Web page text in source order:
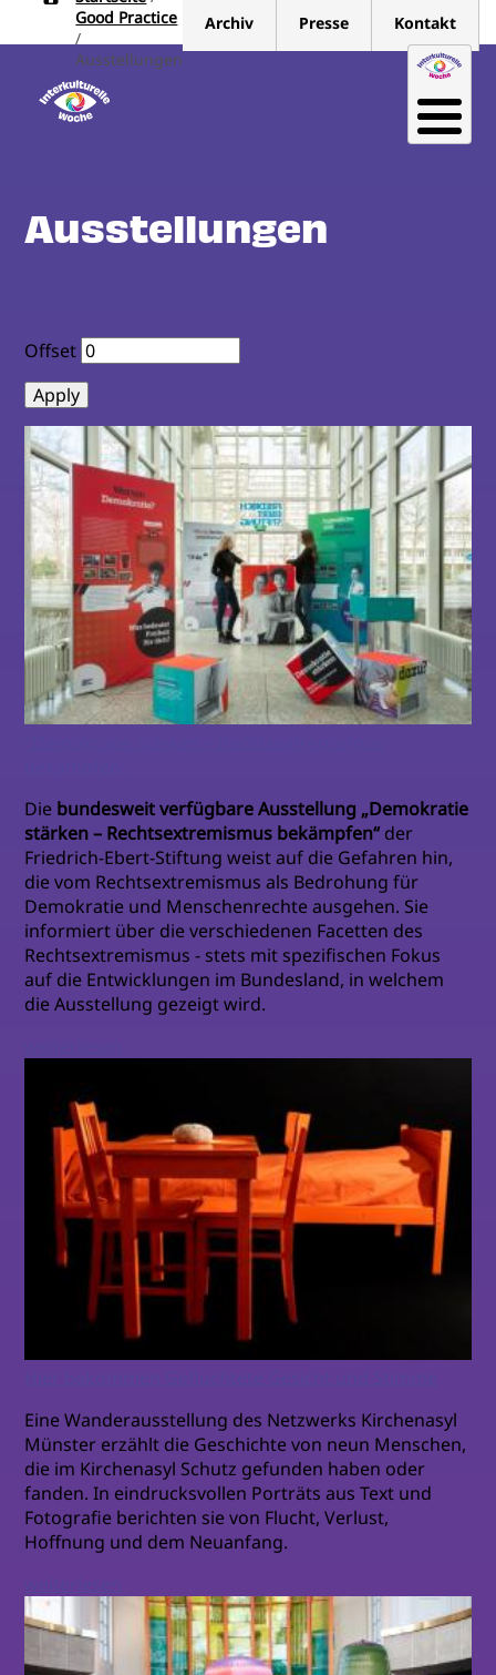
Direkt
Good Practice
Ausstellungen
Archiv Presse Kontakt
Ausstellungen
Offset
Die bundesweit verfügbare Ausstellung „Demokratie
stärken – Rechtsextremismus bekämpfen“ der
Friedrich-Ebert-Stiftung weist auf die Gefahren hin,
die vom Rechtsextremismus als Bedrohung für
Demokratie und Menschenrechte ausgehen. Sie
informiert über die verschiedenen Facetten des
Rechtsextremismus - stets mit spezifischen Fokus
auf die Entwicklungen im Bundesland, in welchem
die Ausstellung gezeigt wird.
Eine Wanderausstellung des Netzwerks Kirchenasyl
Münster erzählt die Geschichte von neun Menschen,
die im Kirchenasyl Schutz gefunden haben oder
fanden. In eindrucksvollen Porträts aus Text und
Fotografie berichten sie von Flucht, Verlust,
Hoffnung und dem Neuanfang.